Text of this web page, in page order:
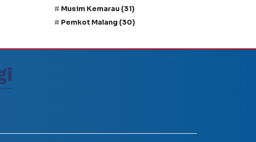
Musim Kemarau (31)
Pemkot Malang (30)